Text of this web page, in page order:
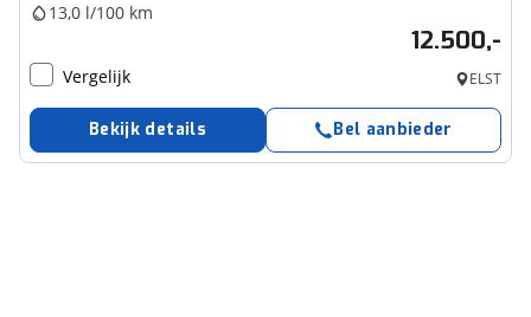
13,0 l/100 km
12.500,-
Vergelijk ELST
Bekijk details Bel aanbieder